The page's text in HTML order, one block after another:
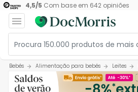
4,5/5 Com base em 642opiniões
Bebés Alimentação para bebés Leites